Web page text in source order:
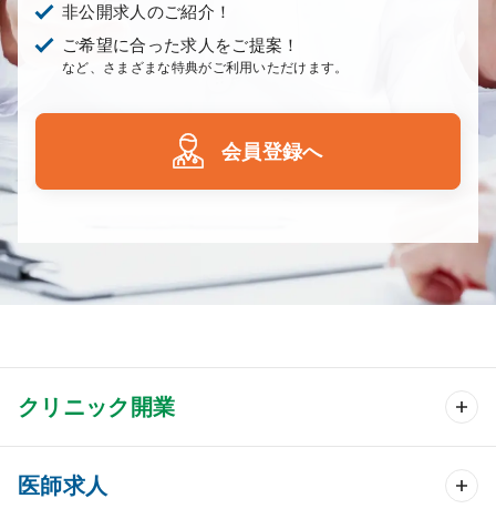
非公開求人のご紹介！
ご希望に合った求人をご提案！
など、さまざまな特典がご利用いただけます。
会員登録へ
クリニック開業
クリニック開業 TOP
医師求人